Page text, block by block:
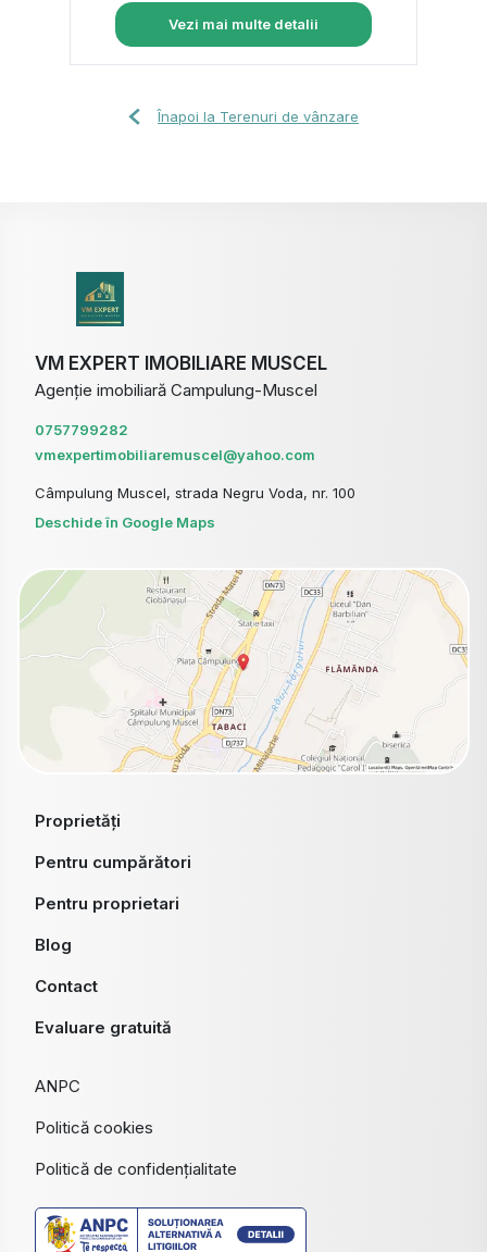
Vezi mai multe detalii
Înapoi la Terenuri de vânzare
VM EXPERT IMOBILIARE MUSCEL
Agenție imobiliară Campulung-Muscel
0757799282
vmexpertimobiliaremuscel@yahoo.com
Câmpulung Muscel, strada Negru Voda, nr. 100
Deschide în Google Maps
Proprietăți
Pentru cumpărători
Pentru proprietari
Blog
Contact
Evaluare gratuită
ANPC
Politică cookies
Politică de confidențialitate